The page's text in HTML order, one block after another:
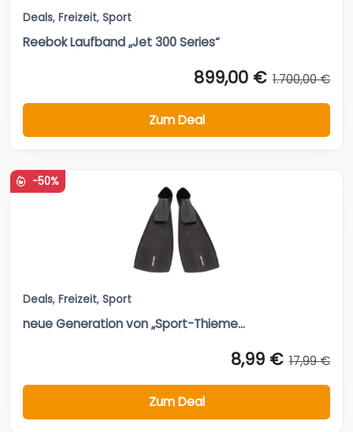
Deals, Freizeit, Sport
Reebok Laufband „Jet 300 Series“
899,00 € 1.700,00 €
Zum Deal
-50%
Deals, Freizeit, Sport
neue Generation von „Sport-Thieme...
8,99 € 17,99 €
Zum Deal